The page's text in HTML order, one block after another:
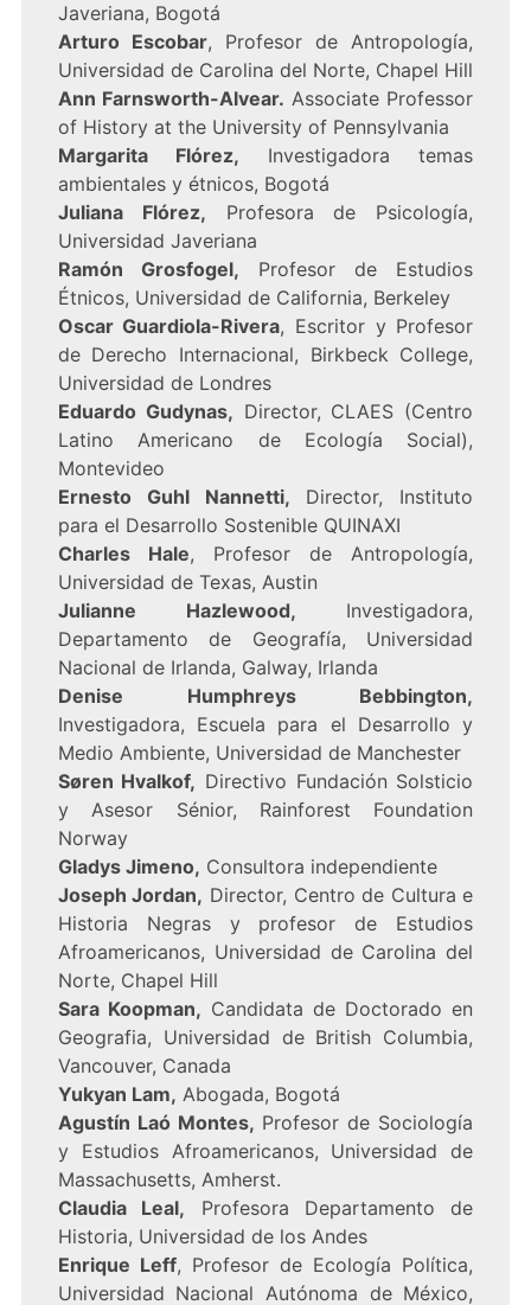
Javeriana, Bogotá
Arturo Escobar, Profesor de Antropología,
Universidad de Carolina del Norte, Chapel Hill
Ann Farnsworth-Alvear. Associate Professor
of History at the University of Pennsylvania
Margarita Flórez, Investigadora temas
ambientales y étnicos, Bogotá
Juliana Flórez, Profesora de Psicología,
Universidad Javeriana
Ramón Grosfogel, Profesor de Estudios
Étnicos, Universidad de California, Berkeley
Oscar Guardiola-Rivera, Escritor y Profesor
de Derecho Internacional, Birkbeck College,
Universidad de Londres
Eduardo Gudynas, Director, CLAES (Centro
Latino Americano de Ecología Social),
Montevideo
Ernesto Guhl Nannetti, Director, Instituto
para el Desarrollo Sostenible QUINAXI
Charles Hale, Profesor de Antropología,
Universidad de Texas, Austin
Julianne Hazlewood, Investigadora,
Departamento de Geografía, Universidad
Nacional de Irlanda, Galway, Irlanda
Denise Humphreys Bebbington,
Investigadora, Escuela para el Desarrollo y
Medio Ambiente, Universidad de Manchester
Søren Hvalkof, Directivo Fundación Solsticio
y Asesor Sénior, Rainforest Foundation
Norway
Gladys Jimeno, Consultora independiente
Joseph Jordan, Director, Centro de Cultura e
Historia Negras y profesor de Estudios
Afroamericanos, Universidad de Carolina del
Norte, Chapel Hill
Sara Koopman, Candidata de Doctorado en
Geografia, Universidad de British Columbia,
Vancouver, Canada
Yukyan Lam, Abogada, Bogotá
Agustín Laó Montes, Profesor de Sociología
y Estudios Afroamericanos, Universidad de
Massachusetts, Amherst.
Claudia Leal, Profesora Departamento de
Historia, Universidad de los Andes
Enrique Leff, Profesor de Ecología Política,
Universidad Nacional Autónoma de México,